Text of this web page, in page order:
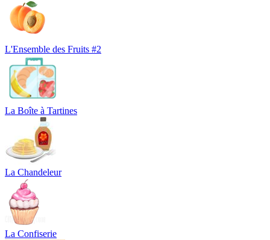
L'Ensemble des Fruits #2
La Boîte à Tartines
La Chandeleur
La Confiserie